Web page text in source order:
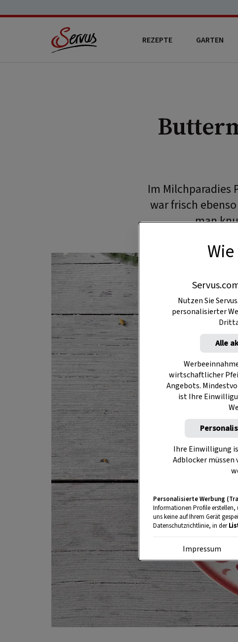
REZEPTE GARTEN
Im Milchparadies
war frisch
man
Nutzen Sie
personalisierter
Alle
wirtschaftlicher
Angebots.
ist Ihre
Ihre Einwilligung
Adblocker
Personalisierte Werbung
Informationen Profile erstellen,
uns keine auf Ihrem Gerät
Datenschutzrichtlinie, in der
Impressum